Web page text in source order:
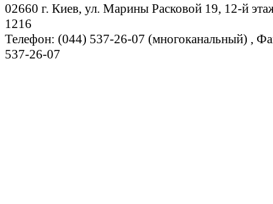
02660 г. Киев, ул. Марины Расковой 19, 12-й
1216
Телефон: (044) 537-26-07 (многоканальный) ,
537-26-07